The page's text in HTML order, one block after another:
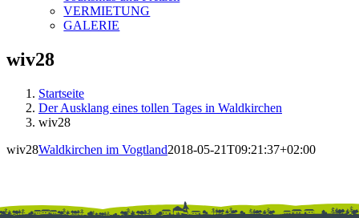
VERMIETUNG
GALERIE
wiv28
Startseite
Der Ausklang eines tollen Tages in Waldkirchen
wiv28
wiv28Waldkirchen im Vogtland2018-05-21T09:21:37+02:00